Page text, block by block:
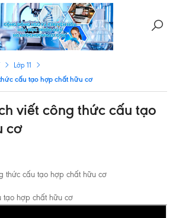
Lớp 11
cấu tạo hợp chất hữu cơ
viết công thức cấu tạo
cơ
thức cấu tạo hợp chất hữu cơ
tạo hợp chất hữu cơ